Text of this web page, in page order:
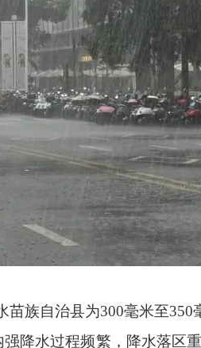
族自治县为300毫米至350
降水过程频繁，降水落区